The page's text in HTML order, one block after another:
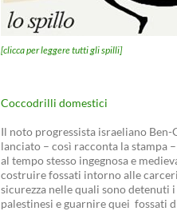
[clicca per leggere tutti gli spilli]
Coccodrilli domestici
Il noto progressista israeliano Ben-
lanciato – così racconta la stampa
al tempo stesso ingegnosa e
costruire fossati intorno alle
sicurezza nelle quali sono detenuti
palestinesi e guarnire quei fossati